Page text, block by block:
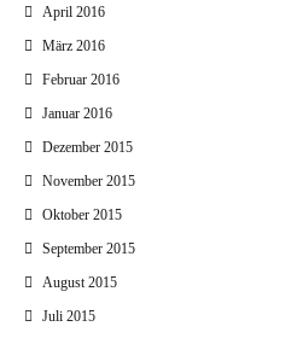
April 2016
März 2016
Februar 2016
Januar 2016
Dezember 2015
November 2015
Oktober 2015
September 2015
August 2015
Juli 2015